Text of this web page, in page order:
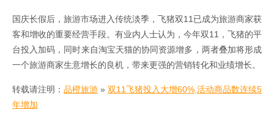
国庆长假后，旅游市场进入传统淡季，飞猪双11已成为旅游商家获
客和增收的重要经营手段。有业内人士认为，今年双11，飞猪的平
台投入加码，同时来自淘宝天猫的协同资源增多，两者叠加将形成
一个旅游商家生意增长的良机，带来更强的营销转化和业绩增长。
转载请注明： 品橙旅游 » 双11飞猪投入大增60%,活动商品数连续5
年增加